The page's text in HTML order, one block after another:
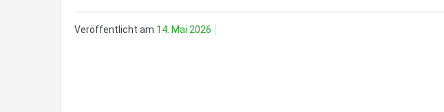
Veröffentlicht am 14. Mai 2026